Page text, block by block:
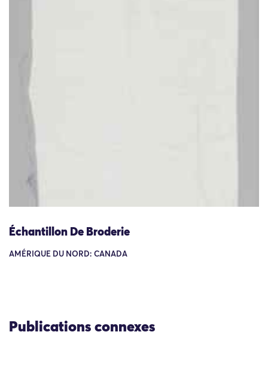
Échantillon De Broderie
AMÉRIQUE DU NORD: CANADA
Publications connexes